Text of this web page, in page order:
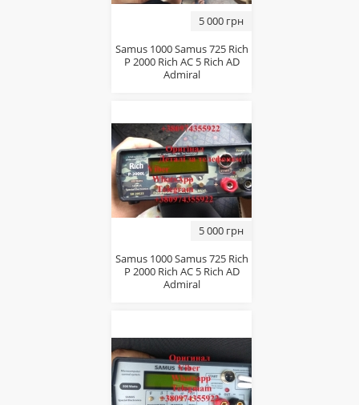
5 000 грн
Samus 1000 Samus 725 Rich
P 2000 Rich AC 5 Rich AD
Admiral
5 000 грн
Samus 1000 Samus 725 Rich
P 2000 Rich AC 5 Rich AD
Admiral